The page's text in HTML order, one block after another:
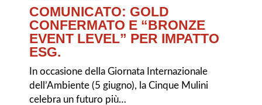
COMUNICATO: GOLD
CONFERMATO E “BRONZE
EVENT LEVEL” PER IMPATTO
ESG.
In occasione della Giornata Internazionale
dell’Ambiente (5 giugno), la Cinque Mulini
celebra un futuro più…